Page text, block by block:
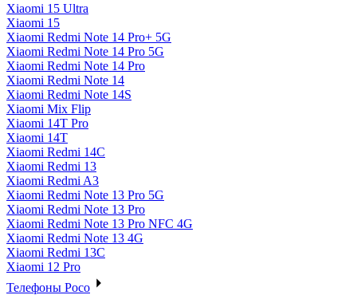
Xiaomi 15 Ultra
Xiaomi 15
Xiaomi Redmi Note 14 Pro+ 5G
Xiaomi Redmi Note 14 Pro 5G
Xiaomi Redmi Note 14 Pro
Xiaomi Redmi Note 14
Xiaomi Redmi Note 14S
Xiaomi Mix Flip
Xiaomi 14T Pro
Xiaomi 14T
Xiaomi Redmi 14C
Xiaomi Redmi 13
Xiaomi Redmi A3
Xiaomi Redmi Note 13 Pro 5G
Xiaomi Redmi Note 13 Pro
Xiaomi Redmi Note 13 Pro NFC 4G
Xiaomi Redmi Note 13 4G
Xiaomi Redmi 13C
Xiaomi 12 Pro
Телефоны Poco